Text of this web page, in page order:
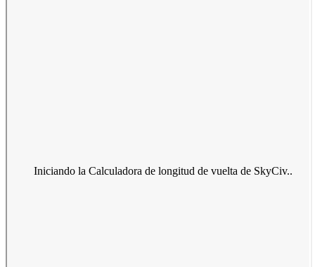
Iniciando la Calculadora de longitud de vuelta de SkyCiv..